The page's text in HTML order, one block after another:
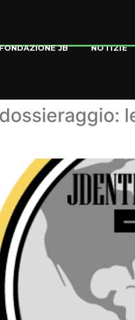
JB NOTIZIE